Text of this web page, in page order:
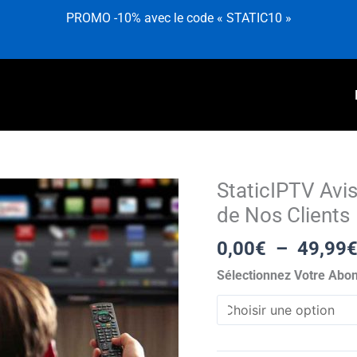
PROMO -10% avec le code « STATIC10 »
StaticIPTV
de Nos Clients
0,00€ – 49,99€
Sélectionnez Votre
quantité
de
Avis
–
Découvrez
les
de